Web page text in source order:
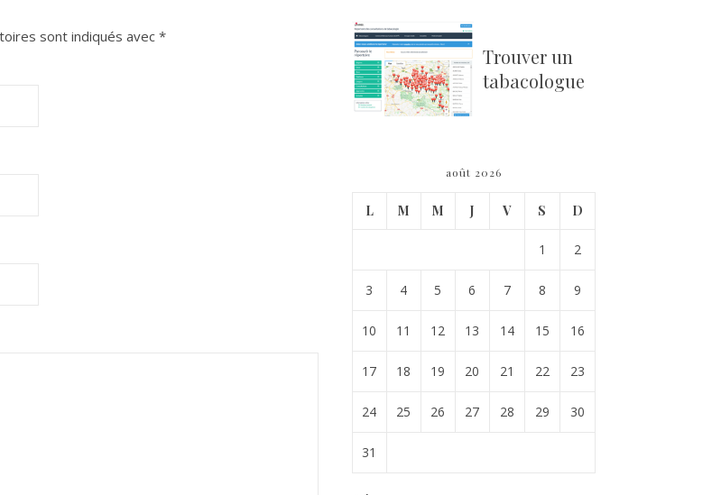
sont indiqués avec*
Trouver un
tabacologue
août 2026
L M M J V S D
1 2
3 4 5 6 7 8 9
10 11 12 13 14 15 16
17 18 19 20 21 22 23
24 25 26 27 28 29 30
31